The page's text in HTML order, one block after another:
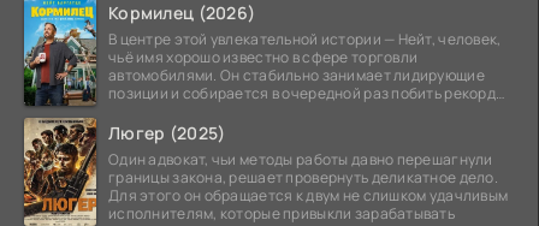
Кормилец (2026)
В центре этой увлекательной истории — Нейт, человек,
чьё имя хорошо известно в сфере торговли
автомобилями. Он стабильно занимает лидирующие
позиции и собирается в очередной раз побить рекорд
Люгер (2025)
Один адвокат, чьи методы работы давно перешагнули
границы закона, решает провернуть деликатное дело.
Для этого он обращается к двум не слишком удачливым
исполнителям, которые привыкли зарабатывать